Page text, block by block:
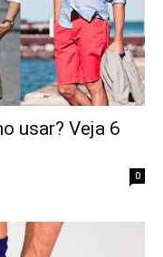
usar? Veja 6
0